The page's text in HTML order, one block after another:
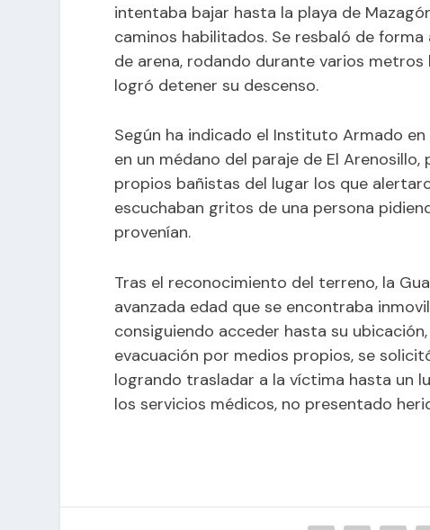
intentaba bajar hasta la playa de
caminos habilitados. Se resbaló de
de arena, rodando durante varios
logró detener su descenso.
Según ha indicado el Instituto Armado
en un médano del paraje de El
propios bañistas del lugar los que
escuchaban gritos de una persona
provenían.
Tras el reconocimiento del terreno, la
avanzada edad que se encontraba
consiguiendo acceder hasta su
evacuación por medios propios, se
logrando trasladar a la víctima hasta un
los servicios médicos, no presentado